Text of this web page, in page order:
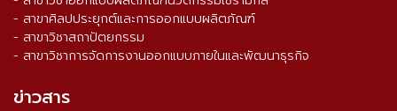
- สาขาศิลปประยุกต์และการออกแบบผลิตภัณฑ์
- สาขาวิชาสถาปัตยกรรม
- สาขาวิชาการจัดการงานออกแบบภายในและพัฒนาธุรกิจ
ข่าวสาร